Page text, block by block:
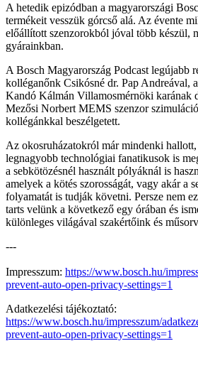
A hetedik epizódban a magyarországi
termékeit vesszük górcső alá. Az évente
előállított szenzorokból jóval több készül,
gyárainkban.
A Bosch Magyarország Podcast legújabb
kolléganőnk Csikósné dr. Pap Andreával,
Kandó Kálmán Villamosmérnöki karának
Mezősi Norbert MEMS szenzor
kollégánkkal beszélgetett.
Az okosruházatokról már mindenki hallott,
legnagyobb technológiai fanatikusok is
a sebkötözésnél használt pólyáknál is
amelyek a kötés szorosságát, vagy akár a
folyamatát is tudják követni. Persze nem
tarts velünk a következő egy órában és
különleges világával szakértőink és
---
Impresszum: https://www.bosch.hu/
prevent-auto-open-privacy-settings=1
Adatkezelési tájékoztató:
https://www.bosch.hu/impresszum/
prevent-auto-open-privacy-settings=1